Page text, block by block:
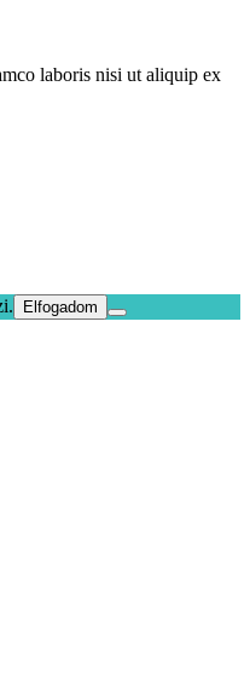
laboris nisi ut aliquip ex
Elfogadom